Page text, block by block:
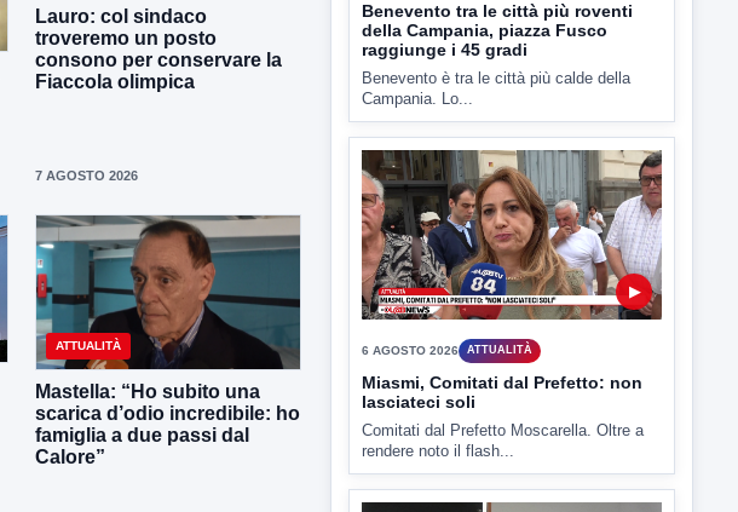
Lauro: col sindaco
troveremo un posto
consono per conservare la
Fiaccola olimpica
7 AGOSTO 2026
ATTUALITÀ
Mastella: “Ho subito una
scarica d’odio incredibile: ho
famiglia a due passi dal
Calore”
Benevento tra le città più roventi
della Campania, piazza Fusco
raggiunge i 45 gradi
Benevento è tra le città più calde della
Campania. Lo...
▶
6 AGOSTO 2026 ATTUALITÀ
Miasmi, Comitati dal Prefetto: non
lasciateci soli
Comitati dal Prefetto Moscarella. Oltre a
rendere noto il flash...